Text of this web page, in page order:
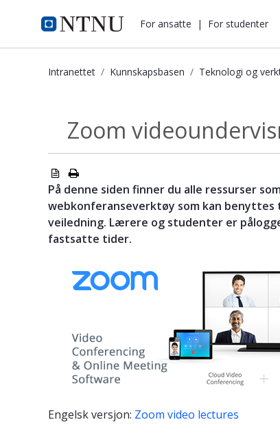
i.ntnu.no For ansatte | For studenter
Intranettet Kunnskapsbasen Teknologi og
Teknologi og...
Zoom
På denne siden finner du alle ressurser
webkonferanseverktøy som kan
veiledning. Lærere og studenter er
fastsatte tider.
Engelsk versjon: Zoom video lectures